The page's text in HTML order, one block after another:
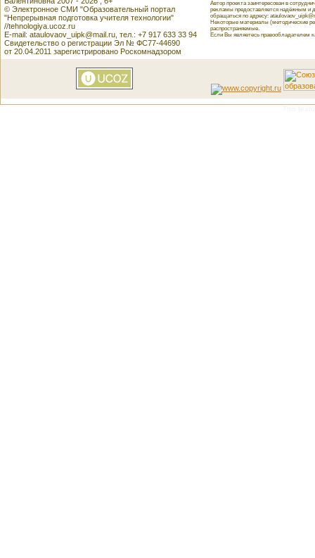
© Электронное СМИ "Образовательный портал
"Непрерывная подготовка учителя технологии"
//tehnologiya.ucoz.ru
E-mail: ataulovaov_uipk@mail.ru, тел.: +7 917 633 33 94
Свидетельство о регистрации Эл № ФС77-44690
от 20.04.2011 зарегистрировано Роскомнадзором
Автор проекта заинтересован в
рекламы предоставляется надёжным и
обращаться по адресу:
Некоторые материалы (методические
распространяемые.
Если Вы являетесь правообладателем